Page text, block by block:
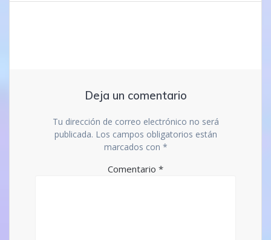
Deja un comentario
Tu dirección de correo electrónico no será
publicada. Los campos obligatorios están
marcados con *
Comentario *